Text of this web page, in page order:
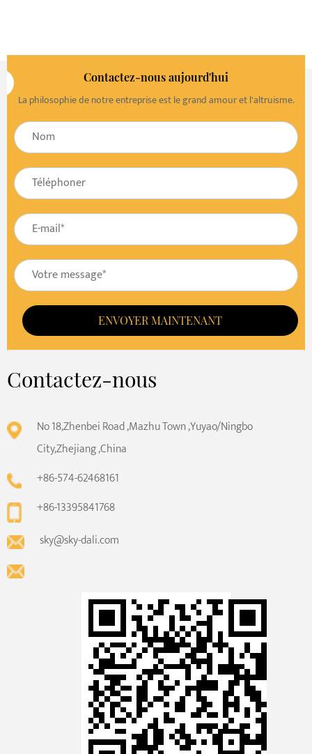
Contactez-nous aujourd'hui
La philosophie de notre entreprise est le grand amour et l'altruisme.
ENVOYER MAINTENANT
Contactez-nous
No 18,Zhenbei Road ,Mazhu Town ,Yuyao/Ningbo
City,Zhejiang ,China
+86-574-62468161
+86-13395841768
sky@sky-dali.com